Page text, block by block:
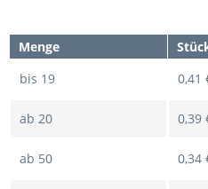
Menge
bis 19 0,41
ab 20 0,39
ab 50 0,34